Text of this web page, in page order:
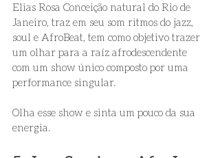
Elias Rosa Conceição natural do Rio de
Janeiro, traz em seu som ritmos do jazz,
soul e AfroBeat, tem como objetivo trazer
um olhar para a raíz afrodescendente
com um show único composto por uma
performance singular.
Olha esse show e sinta um pouco da sua
energia.